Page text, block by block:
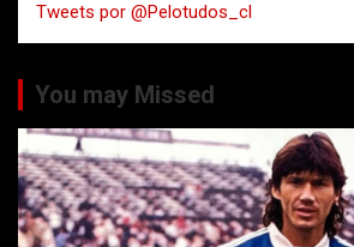
r
Tweets por @Pelotudos_cl
You may Missed